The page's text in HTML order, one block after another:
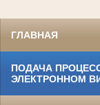
ГЛАВНАЯ
ПОДАЧА
ЭЛЕКТРОННОМ